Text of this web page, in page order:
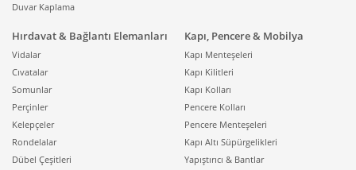
Duvar Kaplama
Hırdavat & Bağlantı Elemanları
Vidalar
Cıvatalar
Somunlar
Perçinler
Kelepçeler
Rondelalar
Dübel Çeşitleri
Kapı, Pencere & Mobilya
Kapı Menteşeleri
Kapı Kilitleri
Kapı Kolları
Pencere Kolları
Pencere Menteşeleri
Kapı Altı Süpürgelikleri
Yapıştırıcı & Bantlar